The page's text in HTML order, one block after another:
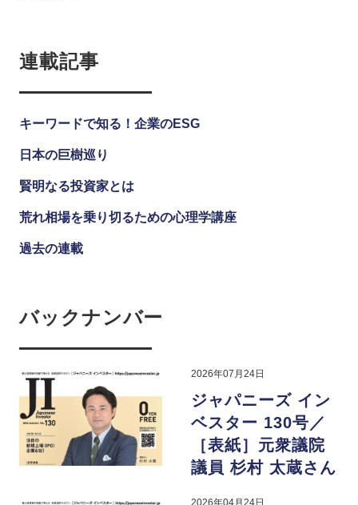
連載記事
キーワードで知る！企業のESG
日本の巨樹巡り
賢明なる投資家とは
荒れ相場を乗り切るための心理学講座
過去の連載
バックナンバー
2026年07月24日
ジャパニーズ イン
ベスター 130号／
［表紙］元衆議院
議員 杉村 太蔵さん
2026年04月24日